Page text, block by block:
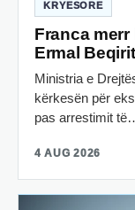
KRYESORE
Franca
Ermal
Ministria e
kërkesën për
pas arrestimit
4 AUG 2026